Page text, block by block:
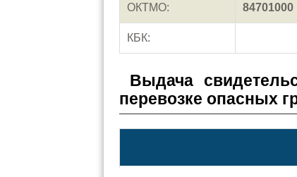
ОКТМО: 84701000
КБК:
Выдача
перевозке опасных